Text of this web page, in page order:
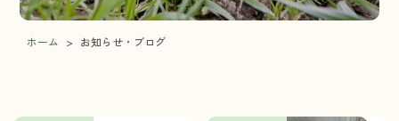
ホーム > お知らせ・ブログ